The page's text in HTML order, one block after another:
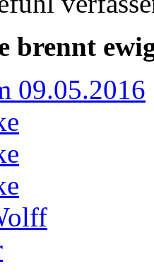
brennt
09.05.2016